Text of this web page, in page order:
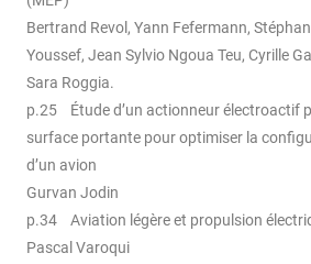
Bertrand Revol, Yann Fefermann,
Youssef, Jean Sylvio Ngoua Teu, Cyrille
Sara Roggia.
p.25 Étude d’un actionneur électroactif
surface portante pour optimiser la
d’un avion
Gurvan Jodin
p.34 Aviation légère et propulsion
Pascal Varoqui